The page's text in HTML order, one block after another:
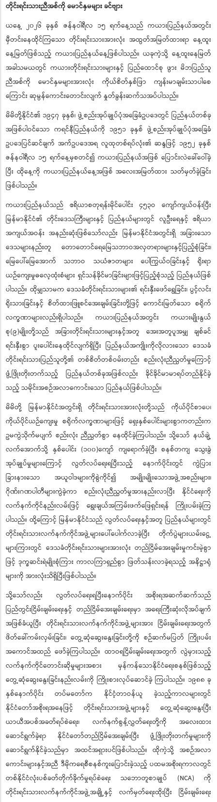
တိုင်းရင်းသားညီအစ်ကို မောင်နှမများ ခင်ဗျား
ယနေ့ ၂၀၂၆ ခုနှစ် ဇန်နဝါရီလ ၁၅ ရက်နေ့သည် ကယားပြည်နယ်အတွင်း
မှီတင်းနေထိုင်ကြသော တိုင်းရင်းသားအားလုံး အထွတ်အမြတ်ထားရာ နေ့ထူး
နေ့မြတ်ဖြစ်သည့် ကယားပြည်နယ်နေ့ဖြစ်ပါသည်။ ယခုကဲ့သို့ နေ့ထူးနေမြတ်
အခါသမယတွင် ကယားတိုင်းရင်းသားများနှင့် ပြည်ထောင်စု ဖွား မိဘပြည်သူ
ညီအစ်ကို မောင်နှမများအားလုံး ကိုယ်စိတ်နှစ်ဖြာ ကျန်းမာချမ်းသာပါစေ
ကြောင်း ဆုမွန်ကောင်းတောင်းလျက် နှုတ်ခွန်းဆက်သအပ်ပါသည်။
မိမိတို့နိုင်ငံ၏ ၁၉၄၇ ခုနှစ်၊ ဖွဲ့စည်းအုပ်ချုပ်ပုံအခြေခံဥပဒေတွင် ပြည်နယ်တစ်ခု
အဖြစ်ပါဝင်သော ကရင်နီပြည်နယ်ကို ၁၉၅၁ ခုနှစ် ဖွဲ့စည်းအုပ်ချုပ်ပုံအခြေခံ
ဥပဒေပြင်ဆင်ချက် အက်ဥပဒေအရ လူထုတစ်ရပ်လုံး၏ ဆန္ဒဖြင့် ၁၉၅၂ ခုနှစ်
ဇန်နဝါရီလ ၁၅ ရက်နေ့မှစတင်၍ ကယားပြည်နယ်အဖြစ် ပြောင်းလဲခေါ်ဝေါ်ခဲ့
ပြီး ထိုနေ့ကို ကယားပြည်နယ်နေ့အဖြစ် အလေးအမြတ်ထား သတ်မှတ်ခဲ့ခြင်း
ဖြစ်ပါသည်။
ကယားပြည်နယ်သည် ဧရိယာစတုရန်းမိုင်ပေါင်း ၄၅၃ဝ ကျော်ကျယ်ဝန်းပြီး
မြန်မာနိုင်ငံ၏ တိုင်းဒေသကြီးများနှင့် ပြည်နယ်များတွင် လူဦးရေနှင့် ဧရိယာ
အကျယ်အဝန်း အနည်းဆုံးဖြစ်သော်လည်း မြန်မာနိုင်ငံအတွင်းရှိ အခြားသော
ဒေသများနည်းတူ တောတောင်ရေမြေသဘာဝအလှတရားများနှင့်ပြည့်စုံခြင်း၊
မြေပေါ်မြေအောက် သဘာဝ သယံဇာတများ ပေါကြွယ်ဝခြင်းနှင့် ရိုးရာ
ယဉ်ကျေးမှုဓလေ့ထုံးစံများ ရှင်သန်ခိုင်မာခြင်းများဖြင့်ပြည့်စုံသည့် ပြည်နယ်ဖြစ်
ပါသည်။ ထိုမျှသာမက ဒေသခံတိုင်းရင်းသားများ၏ ရင်းနှီးဖော်ရွေခြင်း၊ ပွင့်လင်း
ရိုးသားခြင်းနှင့် စိတ်ထားဖြူစင်အေးချမ်းခြင်းတို့ဖြင့် ကောင်းမြတ်သော စရိုက်
လက္ခဏာများလည်းရှိပါသည်။ ကယားပြည်နယ်အတွင်း ကယားမျိုးနွယ်
စု(၉)မျိုးတို့သည် အခြားတိုင်းရင်းသားများနှင့်အတူ အေးအတူပူအမျှ ချစ်ခင်
ရင်းနှီးစွာ ပူးပေါင်းနေထိုင်လျက်ရှိပြီး ပြည်နယ်အကျိုးကိုလိုလားသော ဒေသခံ
တိုင်းရင်းသားပြည်သူတို့၏ တစ်စိတ်တစ်ဝမ်းတည်း စည်းလုံးညီညွတ်မှုကြောင့်
ဖွံ့ဖြိုးတိုးတက်သည့် ပြည်နယ်တစ်ခုအဖြစ်လည်း ခိုင်ခိုင်မာမာရပ်တည်နိုင်ခဲ့
သည့် သမိုင်းအစဉ်အလာကောင်းသော ပြည်နယ်ဖြစ်ပါသည်။
မိမိတို့ မြန်မာနိုင်ငံအတွင်းရှိ တိုင်းရင်းသားအားလုံးတို့သည် ကိုယ်ပိုင်စာပေ၊
ကိုယ်ပိုင်ယဉ်ကျေးမှု စရိုက်လက္ခဏာများဖြင့် ရှေးနှစ်ပေါင်းများစွာကတည်းက
ဥမကွဲသိုက်မပျက် စည်းလုံး ညီညွတ်စွာ နေထိုင်ခဲ့ကြပါသည်။ သို့သော် နယ်ချဲ့
လက်အောက်သို့ နှစ်ပေါင်း (၁၀၀)ကျော် ကျရောက်ခဲ့ပြီး စနစ်တကျ သွေးခွဲ
အုပ်ချုပ်မှုများကြောင့် လွတ်လပ်ရေးရပြီးသည့် နောက်ပိုင်းတွင် ကွဲပြား
ခြားနားသော အယူဝါဒများကိုစွဲကိုင်၍ အမျိုးမျိုးသောအဖွဲ့အစည်းများ၊
ဂိုဏ်းဂဏပါတီများကွဲခဲ့ကာ စည်းလုံးညီညွတ်မှုအားနည်းလာပြီး နိုင်ငံရေးကို
လက်နက်ကိုင်နည်းလမ်းဖြင့် ရွေးချယ်အကြမ်းဖက်ဖြေရှင်းရန် ကြိုးပမ်းခဲ့ကြ
ပါသည်။ ထို့ကြောင့် မြန်မာနိုင်ငံသည် လွတ်လပ်ရေးနှင့်အတူ ပြည်နယ်များတွင်
တိုင်းရင်းသားလက်နက်ကိုင်အဖွဲ့များပေါ်ပေါက်လာခဲ့ပြီး တိုက်ပွဲများယမ်းငွေ့
များကြားတွင် ဒေသခံတိုင်းရင်းသားများအားလုံး တည်ငြိမ်အေးချမ်းမှုကင်းမဲ့စွာ
ဖြင့် ဒုက္ခဆင်းရဲမျိုးစုံကြား ကာလကြာရှည်စွာ ဖြတ်သန်းလာခဲ့ရသည့် အနိဋ္ဌာရုံ
များကို အားလုံးသိရှိပြီးဖြစ်ပါသည်။
သို့သော်လည်း လွတ်လပ်ရေးရပြီးနောက်ပိုင်း အစိုးရအဆက်ဆက်သည်
ပြည်တွင်းငြိမ်းချမ်းရေးနှင့် တည်ငြိမ်အေးချမ်းရေးမှာ အရေးကြီးဆုံးလိုအပ်ချက်
အဖြစ်ခံယူပြီး တိုင်းရင်းသားလက်နက်ကိုင်အဖွဲ့များအား ငြိမ်းချမ်းရေးအတွက်
ဖိတ်ခေါ်ကမ်းလှမ်းခြင်း၊ တွေ့ဆုံဆွေးနွေးခြင်းတို့ကို စဉ်ဆက်မပြတ် ကြိုးပမ်း
အကောင်အထည် ဖော်ခဲ့ကြပါသည်။ ထာဝရငြိမ်းချမ်းရေးအတွက် လွဲမှားသည့်
လက်နက်ကိုင်တောင်းဆိုမှုများအစား မှန်ကန်သောနိုင်ငံရေးစနစ်ဖြစ်သည့်
တွေ့ဆုံဆွေးနွေးခြင်းနည်းလမ်းကို ကြိုးစားလုပ်ဆောင်ခဲ့ ကြပါသည်။ ၁၉၈၈ ခု
နှစ်နောက်ပိုင်း တပ်မတော်က နိုင်ငံ့တာဝန်ယူ ခဲ့သည့်ကာလများတွင်
နိုင်ငံတော်အစိုးရအနေဖြင့် တိုင်းရင်းသားအဖွဲ့များနှင့် တွေ့ဆုံဆွေးနွေးပြီး
ယာယီအပစ်အခတ်ရပ်စဲရေး၊ လက်နက်စွန့်လွှတ်ရေးတို့ကို အလေးထား
ဆောင်ရွက်ခဲ့ရာ နိုင်ငံတော်တည်ငြိမ်အေးချမ်းပြီး ဖွံ့ဖြိုးတိုးတက်မှုများကို
ဆောင်ရွက်နိုင်ခဲ့သည်မှာ အထင်အရှားပင်ဖြစ်ပါသည်။ ထိုကဲ့သို့ အစဉ်အလာ
ကောင်းများနှင့်အညီ ဒီမိုကရေစီစနစ်ကူးပြောင်းခဲ့သည့် ပထမအစိုးရကာလတွင်
တစ်နိုင်ငံလုံးပစ်ခတ်တိုက်ခိုက်မှုရပ်စဲရေး သဘောတူစာချုပ် (NCA) ကို
တိုင်းရင်းသားလက်နက်ကိုင်အဖွဲ့အချို့နှင့် လက်မှတ်ရေးထိုးပြီး ငြိမ်းချမ်းရေး